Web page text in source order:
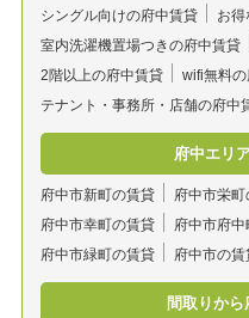
シングル向けの府中賃貸
お
室内洗濯機置場つきの府中賃貸
2階以上の府中賃貸
wifi無料
テナント・事務所・店舗の府中
府中エリ
府中市新町の賃貸 府中市栄
府中市幸町の賃貸
府中市府
府中市緑町の賃貸
府中市の賃
間取りか